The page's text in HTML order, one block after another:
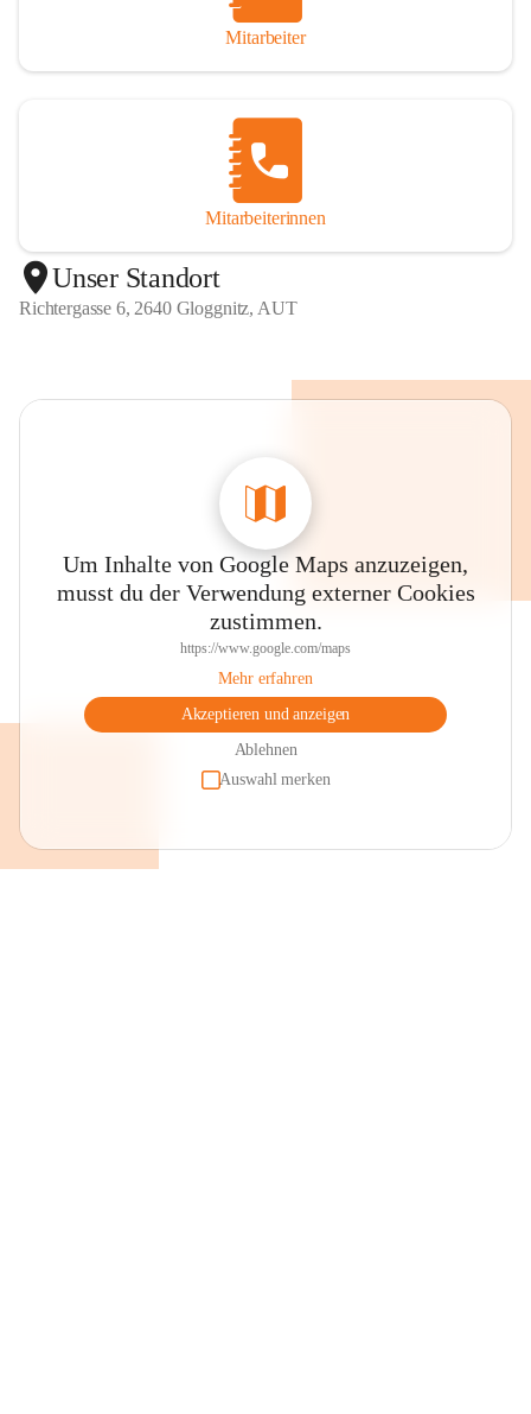
Mitarbeiter
Mitarbeiterinnen
+1
Unser Standort
Richtergasse 6, 2640 Gloggnitz, AUT
Um Inhalte von Google Maps anzuzeigen,
musst du der Verwendung externer Cookies
zustimmen.
https://www.google.com/maps
Mehr erfahren
Akzeptieren und anzeigen
Ablehnen
Auswahl merken